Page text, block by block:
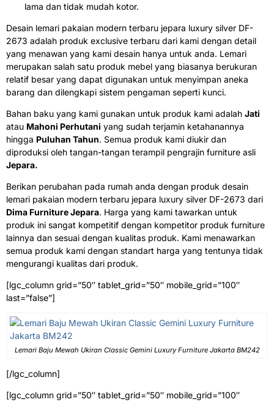
lama dan tidak mudah kotor.
Desain lemari pakaian modern terbaru jepara luxury silver DF-
2673 adalah produk exclusive terbaru dari kami dengan detail
yang menawan yang kami desain hanya untuk anda. Lemari
merupakan salah satu produk mebel yang biasanya berukuran
relatif besar yang dapat digunakan untuk menyimpan aneka
barang dan dilengkapi sistem pengaman seperti kunci.
Bahan baku yang kami gunakan untuk produk kami adalah Jati
atau Mahoni Perhutani yang sudah terjamin ketahanannya
hingga Puluhan Tahun. Semua produk kami diukir dan
diproduksi oleh tangan-tangan terampil pengrajin furniture asli
Jepara.
Berikan perubahan pada rumah anda dengan produk desain
lemari pakaian modern terbaru jepara luxury silver DF-2673 dari
Dima Furniture Jepara. Harga yang kami tawarkan untuk
produk ini sangat kompetitif dengan kompetitor produk furniture
lainnya dan sesuai dengan kualitas produk. Kami menawarkan
semua produk kami dengan standart harga yang tentunya tidak
mengurangi kualitas dari produk.
[lgc_column grid=”50″ tablet_grid=”50″ mobile_grid=”100″
last=”false”]
Lemari Baju Mewah Ukiran Classic Gemini Luxury Furniture Jakarta BM242
[/lgc_column]
[lgc_column grid=”50″ tablet_grid=”50″ mobile_grid=”100″